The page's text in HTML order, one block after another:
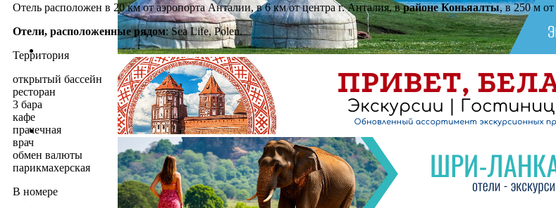
Отель расположен в 20 км от аэропорта Анталии, в 6 км от центра г. Анталия, врайоне Коньяалты, в 250 м от
Отели, расположенные рядом: Sea Life, Polen.
Территория
открытый бассейн
ресторан
3 бара
кафе
прачечная
врач
обмен валюты
парикмахерская
В номере